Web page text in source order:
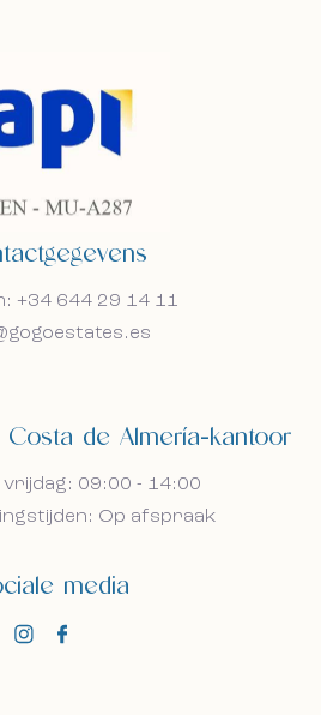
+34 644 29 14 11
de Almería-kantoor
vrijdag: 09:00 - 14:00
Op afspraak
media